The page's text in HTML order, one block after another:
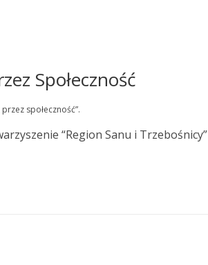
Społeczność
społeczność”.
“Region Sanu i Trzebośnicy”